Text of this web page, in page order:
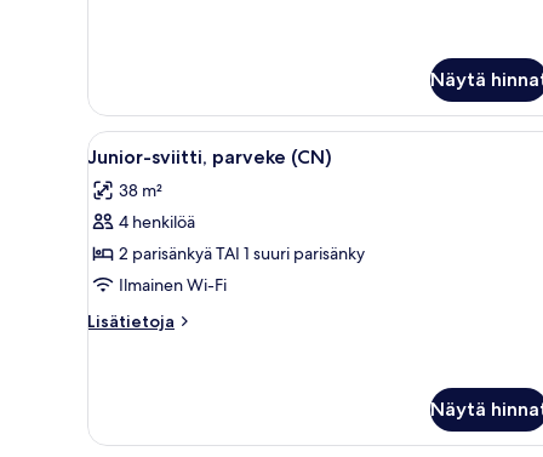
merinäköala
(CN)
Näytä
Avaa
kaikki
huonetyypin
Junior-
sviitti,
parveke
(CN)
kuvat
Hotellihuone, jossa on kaksi
4
Junior-sviitti, parveke (CN)
38 m²
4 henkilöä
2 parisänkyä TAI 1 suuri parisänky
Ilmainen Wi-Fi
Lisätietoja
Lisätietoja
(CN)
Näytä